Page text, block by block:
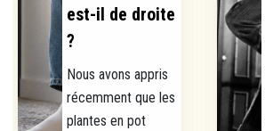
est-il de droite
?
Nous avons appris
récemment que les
plantes en pot